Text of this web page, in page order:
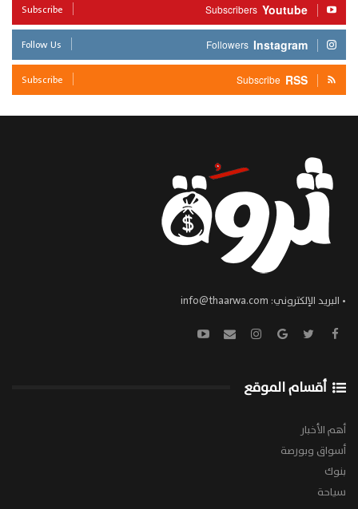
Youtube
Subscribers
Subscribe
Instagram
Followers
Follow Us
RSS
Subscribe
Subscribe
• البريد الإلكتروني: info@thaarwa.com
أقسام الموقع
أهم الأخبار
أسواق وبورصة
بنوك
سياحة